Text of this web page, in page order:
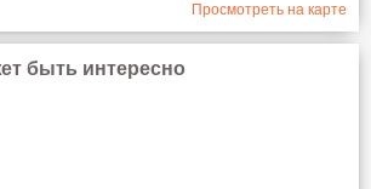
Просмотреть на карте
быть интересно